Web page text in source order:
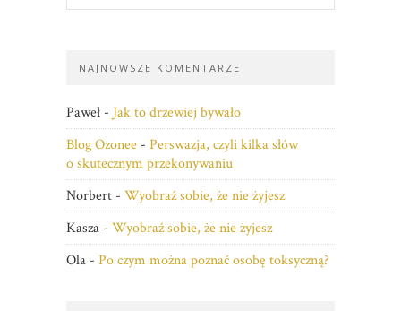
NAJNOWSZE KOMENTARZE
Paweł - Jak to drzewiej bywało
Blog Ozonee - Perswazja, czyli kilka słów
o skutecznym przekonywaniu
Norbert - Wyobraź sobie, że nie żyjesz
Kasza - Wyobraź sobie, że nie żyjesz
Ola - Po czym można poznać osobę toksyczną?